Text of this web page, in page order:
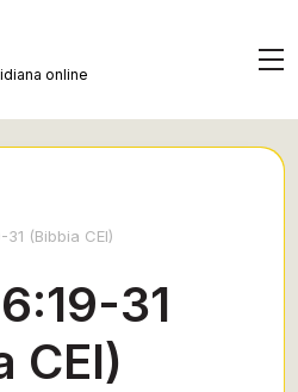
online
31 (Bibbia CEI)
31
CEI)